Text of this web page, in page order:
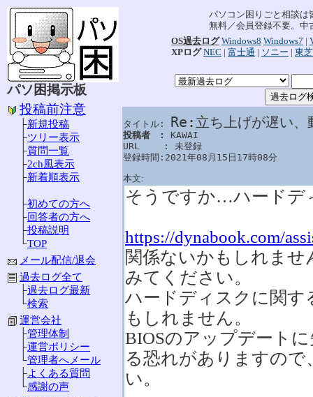
パソ困掲示板
投稿前注意
├新規投稿
├ツリー表示
├質問一覧
├2ch風表示
├新着順表示
├初めての方へ
├回答者の方へ
├投稿説明
└TOP
メール配信/退会
過去ログ全て
├過去ログ最新
└検索
運営会社
├管理体制
├運営ポリシー
└管理者へメール
├よくある質問
└感謝の声
パソコン困りごと相談は
無料／会員登録不要。中
OS過去ログ Windows8 Windows7 |
XPログ NEC | 富士通 | ソニー | 東芝
タイトル: Re:立ち上げが遅い、
投稿者　: KAWAI
URL　　 : 未登録
登録時間:2021年08月15日17時08分
本文:
そうですか…ハードデ
https://dynabook.com/
関係ないかもしれませ
みてください。
ハードディスクに関す
もしれません。
BIOSのアップデート
る恐れがありますの
い。